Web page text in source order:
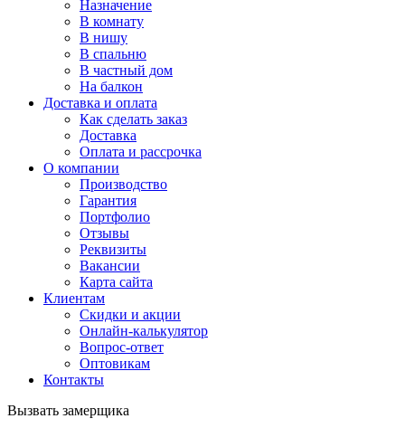
Назначение
В комнату
В нишу
В спальню
В частный дом
На балкон
Доставка и оплата
Как сделать заказ
Доставка
Оплата и рассрочка
О компании
Производство
Гарантия
Портфолио
Отзывы
Реквизиты
Вакансии
Карта сайта
Клиентам
Скидки и акции
Онлайн-калькулятор
Вопрос-ответ
Оптовикам
Контакты
Вызвать замерщика